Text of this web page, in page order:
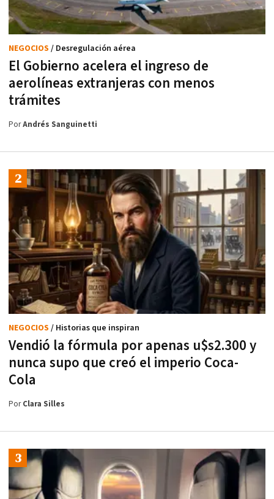
El Gobierno acelera el ingreso de
aerolíneas extranjeras con menos
trámites
NEGOCIOS / Desregulación aérea
PorAndrés Sanguinetti
Vendió la fórmula por apenas u$s2.300 y
nunca supo que creó el imperio Coca-
Cola
NEGOCIOS / Historias que inspiran
PorClara Silles